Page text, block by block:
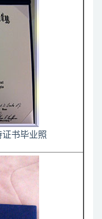
书毕业照